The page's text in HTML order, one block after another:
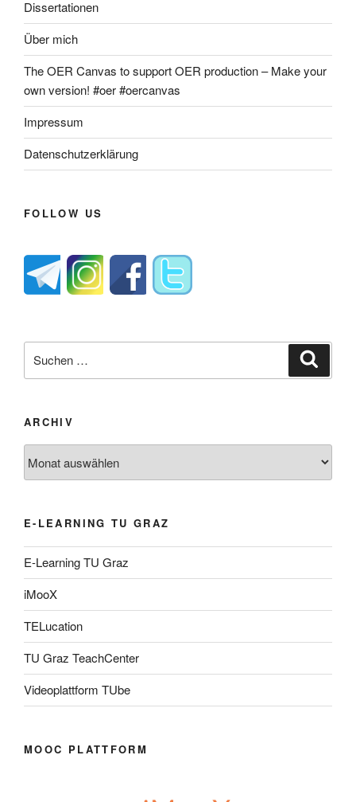
Dissertationen
Über mich
The OER Canvas to support OER production – Make your
own version! #oer #oercanvas
Impressum
Datenschutzerklärung
FOLLOW US
nach:
ARCHIV
E-LEARNING TU GRAZ
E-Learning TU Graz
iMooX
TELucation
TU Graz TeachCenter
Videoplattform TUbe
MOOC PLATTFORM